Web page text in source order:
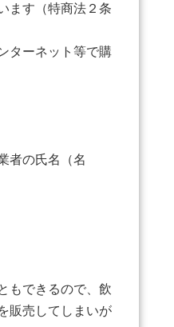
ます（特商法２条
ターネット等で購
者の氏名（名
もできるので、飲
販売してしまいが